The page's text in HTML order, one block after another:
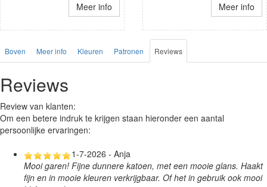
Meer info Meer info
Boven Meer info Kleuren Patronen Reviews
Reviews
Review van klanten:
Om een betere indruk te krijgen staan hieronder een aantal
persoonlijke ervaringen:
1-7-2026 - Anja
Mooi garen! Fijne dunnere katoen, met een mooie glans. Haakt
fijn en in mooie kleuren verkrijgbaar. Of het in gebruik ook mooi